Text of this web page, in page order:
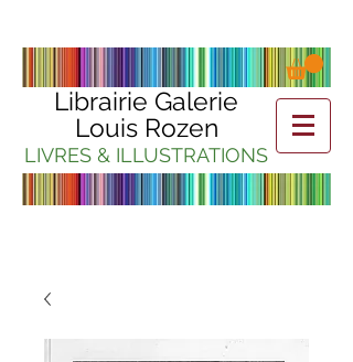
Librairie Galerie
Louis Rozen
LIVRES & ILLUSTRATIONS